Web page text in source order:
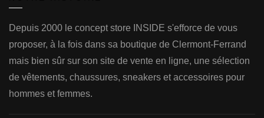
Depuis 2000 le concept store INSIDE s'efforce de vous
proposer, à la fois dans sa boutique de Clermont-Ferrand
mais bien sûr sur son site de vente en ligne, une sélection
de vêtements, chaussures, sneakers et accessoires pour
hommes et femmes.